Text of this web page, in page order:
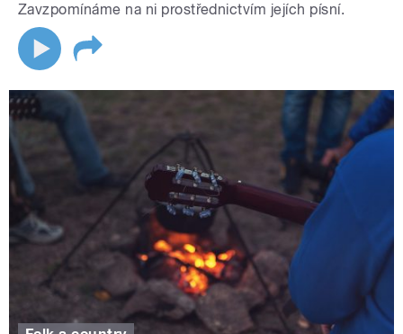
Zavzpomínáme na ni prostřednictvím jejích písní.